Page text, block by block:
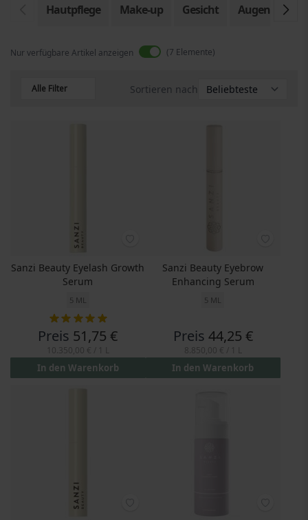
Hautpflege Make-up Gesicht Augen
Nur verfügbare Artikel anzeigen 7 Elemente
Alle Filter Sortieren nach
Sanzi Beauty Eyelash Growth
Serum
5 ML
Bewertung:
100%
Preis 51,75 €
In den Warenkorb
Sanzi Beauty Eyebrow
Enhancing Serum
5 ML
Preis 44,25 €
In den Warenkorb